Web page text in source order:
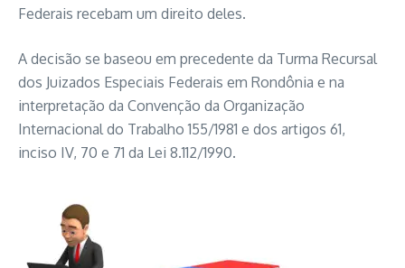
Federais recebam um direito deles.
A decisão se baseou em precedente da Turma Recursal
dos Juizados Especiais Federais em Rondônia e na
interpretação da Convenção da Organização
Internacional do Trabalho 155/1981 e dos artigos 61,
inciso IV, 70 e 71 da Lei 8.112/1990.